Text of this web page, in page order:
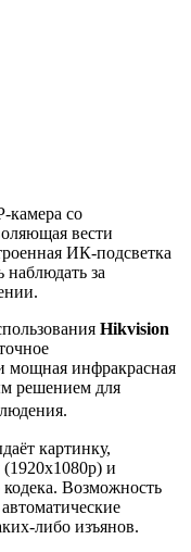
камера со
вести
ИК-подсветка
наблюдать за
Hikvision
мощная инфракрасная
решением для
картинку,
и
Возможность
либо изъянов.